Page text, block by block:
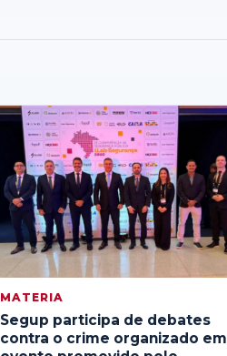
MATERIA
Segup participa de debates
contra o crime organizado em